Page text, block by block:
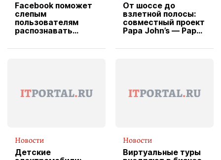
Facebook поможет
слепым
пользователям
распознавать
От шоссе до
взлетной полосы:
совместный проект
Papa John’s — Papa
вводит
Новости
Детские
Новости
Виртуальные туры